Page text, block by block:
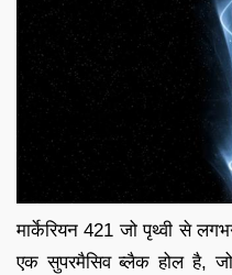
मार्केरियन 421 जो पृथ्वी से
एक सुपरमैसिव ब्लैक होल है,